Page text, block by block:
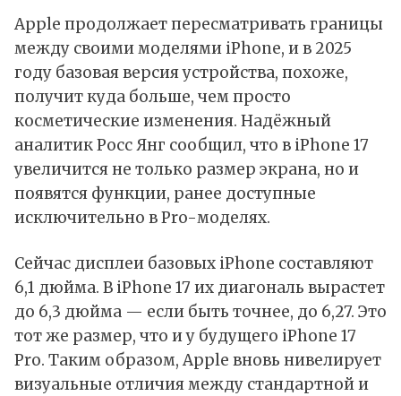
Apple продолжает пересматривать границы
между своими моделями iPhone, и в 2025
году базовая версия устройства, похоже,
получит куда больше, чем просто
косметические изменения. Надёжный
аналитик Росс Янг сообщил, что в iPhone 17
увеличится не только размер экрана, но и
появятся функции, ранее доступные
исключительно в Pro-моделях.
Сейчас дисплеи базовых iPhone составляют
6,1 дюйма. В iPhone 17 их диагональ вырастет
до 6,3 дюйма — если быть точнее, до 6,27. Это
тот же размер, что и у будущего iPhone 17
Pro. Таким образом, Apple вновь нивелирует
визуальные отличия между стандартной и